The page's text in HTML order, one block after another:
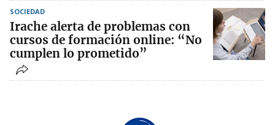
SOCIEDAD
Irache alerta de problemas con
cursos de formación online: “No
cumplen lo prometido”